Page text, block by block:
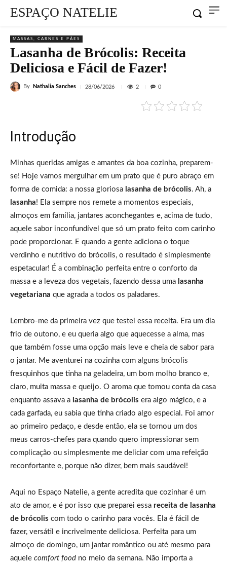
ESPAÇO NATELIE
MASSAS, CARNES E PÃES
Lasanha de Brócolis: Receita
Deliciosa e Fácil de Fazer!
By Nathalia Sanches 28/06/2026 2 0
Introdução
Minhas queridas amigas e amantes da boa cozinha, preparem-
se! Hoje vamos mergulhar em um prato que é puro abraço em
forma de comida: a nossa gloriosa lasanha de brócolis. Ah, a
lasanha! Ela sempre nos remete a momentos especiais,
almoços em família, jantares aconchegantes e, acima de tudo,
aquele sabor inconfundível que só um prato feito com carinho
pode proporcionar. E quando a gente adiciona o toque
verdinho e nutritivo do brócolis, o resultado é simplesmente
espetacular! É a combinação perfeita entre o conforto da
massa e a leveza dos vegetais, fazendo dessa uma lasanha
vegetariana que agrada a todos os paladares.
Lembro-me da primeira vez que testei essa receita. Era um dia
frio de outono, e eu queria algo que aquecesse a alma, mas
que também fosse uma opção mais leve e cheia de sabor para
o jantar. Me aventurei na cozinha com alguns brócolis
fresquinhos que tinha na geladeira, um bom molho branco e,
claro, muita massa e queijo. O aroma que tomou conta da casa
enquanto assava a lasanha de brócolis era algo mágico, e a
cada garfada, eu sabia que tinha criado algo especial. Foi amor
ao primeiro pedaço, e desde então, ela se tornou um dos
meus carros-chefes para quando quero impressionar sem
complicação ou simplesmente me deliciar com uma refeição
reconfortante e, porque não dizer, bem mais saudável!
Aqui no Espaço Natelie, a gente acredita que cozinhar é um
ato de amor, e é por isso que preparei essa receita de lasanha
de brócolis com todo o carinho para vocês. Ela é fácil de
fazer, versátil e incrivelmente deliciosa. Perfeita para um
almoço de domingo, um jantar romântico ou até mesmo para
aquele comfort food no meio da semana. Não importa a